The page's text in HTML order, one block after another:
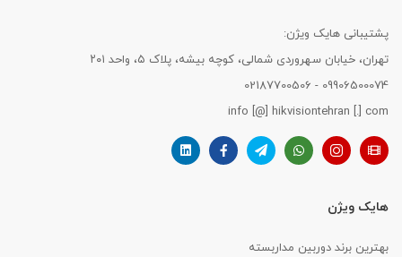
پشتیبانی هایک ویژن:
تهران، خیابان سهروردی شمالی، کوچه بیشه، پلاک ۵، واحد ۲۰۱
09906500074 - 02187700506
info [@] hikvisiontehran [.] com
هایک ویژن
بهترین برند دوربین مداربسته